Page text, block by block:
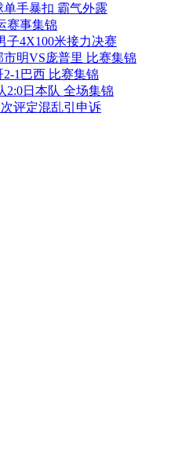
手暴扣 霸气外露
赛事集锦
子4X100米接力决赛
明VS庞普里 比赛集锦
1巴西 比赛集锦
2:0日本队 全场集锦
评定混乱引申诉